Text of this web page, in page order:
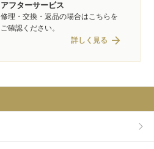
アフターサービス
修理・交換・返品の場合はこちらを
ご確認ください。
詳しく見る arrow_forward